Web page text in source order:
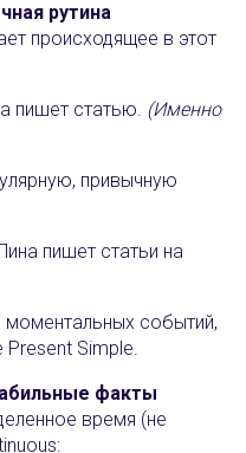
рутина
происходящее в этот
пишет статью. (Именно
привычную
пишет статьи на
событий,
Simple.
факты
время (не